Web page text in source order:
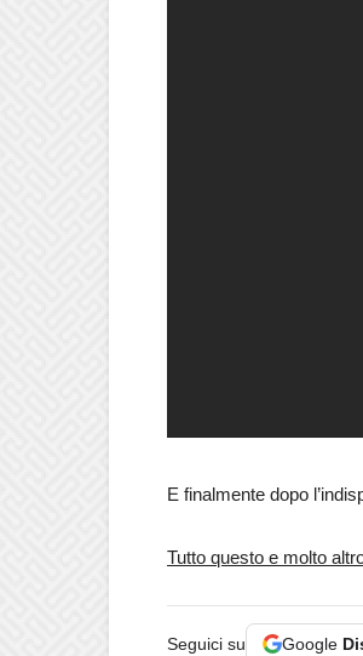
E finalmente dopo
Tutto questo e molto
Seguici su Google